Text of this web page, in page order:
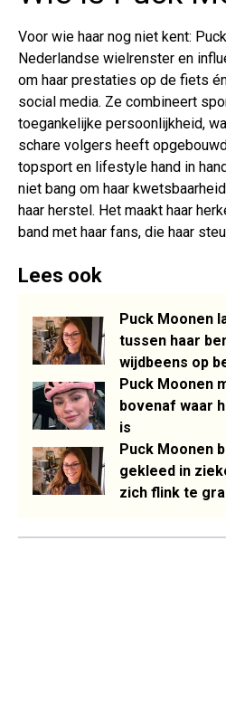
Voor wie haar nog niet kent:
Nederlandse wielrenster en
om haar prestaties op de fiets
social media. Ze combineert
toegankelijke persoonlijkheid,
schare volgers heeft
topsport en lifestyle hand in
niet bang om haar
haar herstel. Het maakt haar
band met haar fans, die haar
Lees ook
Puck Moonen
tussen haar
wijdbeens op
Puck Moonen
bovenaf waar
is
Puck Moonen
gekleed in
zich flink te